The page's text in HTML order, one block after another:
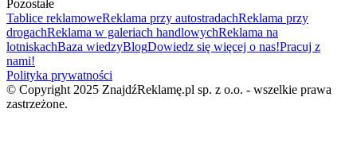
Pozostałe
Tablice reklamoweReklama przy autostradachReklama przy
drogachReklama w galeriach handlowychReklama na
lotniskachBaza wiedzyBlogDowiedz się więcej o nas!Pracuj z
nami!
Polityka prywatności
© Copyright 2025 ZnajdźReklamę.pl sp. z o.o. - wszelkie prawa
zastrzeżone.